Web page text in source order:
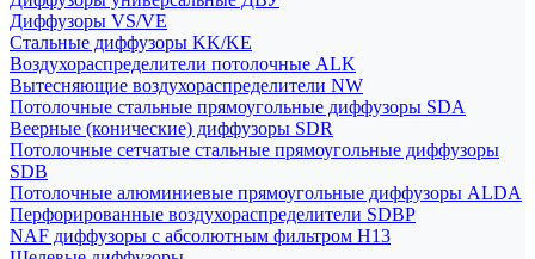
Диффузоры VS/VE
Стальные диффузоры KK/KE
Воздухораспределители потолочные ALK
Вытесняющие воздухораспределители NW
Потолочные стальные прямоугольные диффузоры SDA
Веерные (конические) диффузоры SDR
Потолочные сетчатые стальные прямоугольные диффузоры
SDB
Потолочные алюминиевые прямоугольные диффузоры ALDA
Перфорированные воздухораспределители SDBP
NAF диффузоры с абсолютным фильтром Н13